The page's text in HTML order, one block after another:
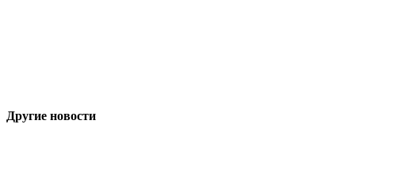
Другие новости